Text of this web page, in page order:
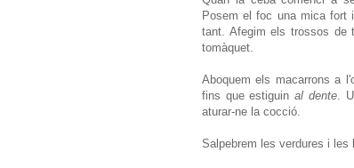
Posem el foc una mica fort
tant. Afegim els trossos de
tomàquet.
Aboquem els macarrons a
fins que estiguinal dente.
aturar-ne la cocció.
Salpebrem les verdures i les